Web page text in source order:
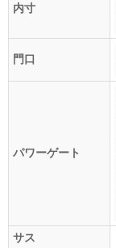
内寸
門口
パワーゲート
サス